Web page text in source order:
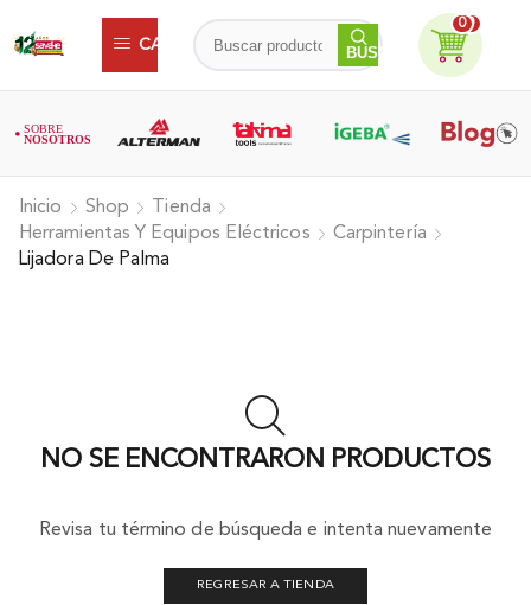
CATEGORIAS BUSCAR
0
0
Inicio Shop
Tienda
Herramientas Y Equipos Eléctricos
Carpintería
Lijadora De Palma
NO SE ENCONTRARON PRODUCTOS
Revisa tu término de búsqueda e intenta nuevamente
REGRESAR A TIENDA